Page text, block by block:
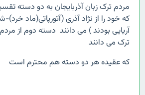
مردم ترک زبان آذربایجان به دو دسته
که خود را از نژاد آذری (آتورپاتی(ماد
آریایی بودند ) می دانند دسته دوم از
ترک می دانند
که عقیده هر دو دسته هم محترم است